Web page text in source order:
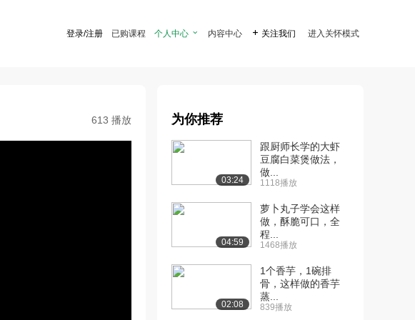
登录/注册 已购课程 个人中心  内容中心  关注我们 进入关怀模式
613 播放 为你推荐
03:24
跟厨师长学的大虾
豆腐白菜煲做法，
做...
1118播放
04:59
萝卜丸子学会这样
做，酥脆可口，全
程...
1468播放
02:08
1个香芋，1碗排
骨，这样做的香芋
蒸...
839播放